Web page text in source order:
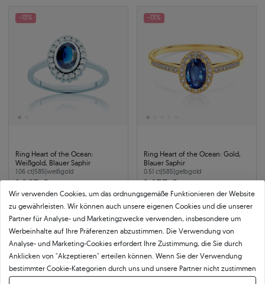
-13%
Ring Heart of the Ocean:
Weißgold, Blauer Saphir
1.06 ct|585|weißgold
1.863 €
2.141 € Sie sparen 278 €
-13%
Ring Heart of the Ocean: Gold,
Blauer Saphir
0.51 ct|585|gelbgold
1.433 €
1.647 € Sie sparen 214 €
-13% -13%
Wir verwenden Cookies, um das ordnungsgemäße Funktionieren der Website
zu gewährleisten. Wir können auch unsere eigenen Cookies und die unserer
Partner für Analyse- und Marketingzwecke verwenden, insbesondere um
Werbeinhalte auf Ihre Präferenzen abzustimmen. Die Verwendung von
Analyse- und Marketing-Cookies erfordert Ihre Zustimmung, die Sie durch
Anklicken von "Akzeptieren" erteilen können. Wenn Sie der Verwendung
bestimmter Cookie-Kategorien durch uns und unsere Partner nicht zustimmen
möchten, klicken Sie auf "Lassen Sie mich wählen" und bestimmen Sie Ihre